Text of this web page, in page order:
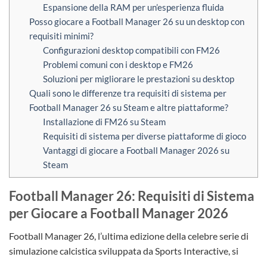
Espansione della RAM per un’esperienza fluida
Posso giocare a Football Manager 26 su un desktop con
requisiti minimi?
Configurazioni desktop compatibili con FM26
Problemi comuni con i desktop e FM26
Soluzioni per migliorare le prestazioni su desktop
Quali sono le differenze tra requisiti di sistema per
Football Manager 26 su Steam e altre piattaforme?
Installazione di FM26 su Steam
Requisiti di sistema per diverse piattaforme di gioco
Vantaggi di giocare a Football Manager 2026 su
Steam
Football Manager 26: Requisiti di Sistema
per Giocare a Football Manager 2026
Football Manager 26, l’ultima edizione della celebre serie di
simulazione calcistica sviluppata da Sports Interactive, si